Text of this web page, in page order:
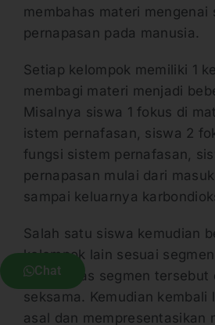
membahas materi mengenai
pernapasan pada manusia.
Setiap kelompok memiliki 1
membagi materi menjadi
Misalnya siswa 1 fokus di
istem pernafasan, siswa 2
fungsi sistem pernafasan,
pernapasan mulai dari
sampai keluarnya
Salah satu siswa kemudian
kelompok lain sesuai
membahas segmen tersebut
seksama. Kemudian kembali
asal dan mempresentasikan
Chat